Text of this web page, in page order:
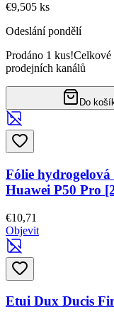
€9,505 ks
Odeslání pondělí
Prodáno 1 kus!Celkové
prodejních kanálů
Do
Fólie
Huawei P50 Pro
€10,71
Objevit
Etui Dux Ducis